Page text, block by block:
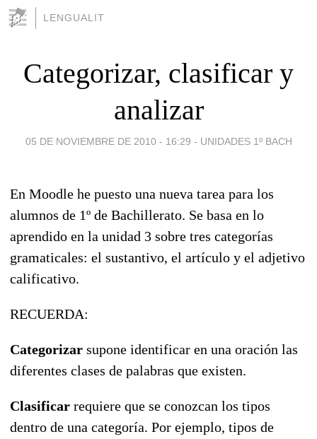
LENGUALIT
Categorizar, clasificar y
analizar
05 DE NOVIEMBRE DE 2010 - 16:29 - UNIDADES 1º BACH
En Moodle he puesto una nueva tarea para los
alumnos de 1º de Bachillerato. Se basa en lo
aprendido en la unidad 3 sobre tres categorías
gramaticales: el sustantivo, el artículo y el adjetivo
calificativo.
RECUERDA:
Categorizar supone identificar en una oración las
diferentes clases de palabras que existen.
Clasificar requiere que se conozcan los tipos
dentro de una categoría. Por ejemplo, tipos de